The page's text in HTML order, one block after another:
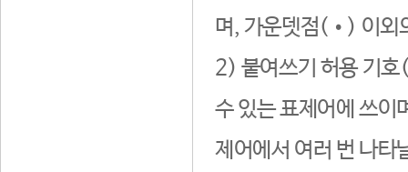
며, 가운뎃점(•) 이외
2) 붙여쓰기 허용 기호
수 있는 표제어에 쓰이
제어에서 여러 번 나타